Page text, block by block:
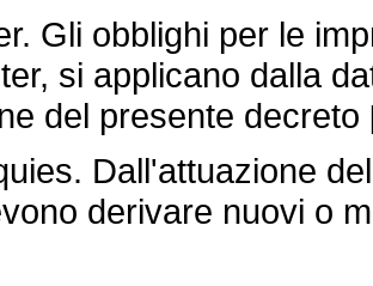
Gli obblighi per le
si applicano dalla
del presente decreto
Dall'attuazione
derivare nuovi o